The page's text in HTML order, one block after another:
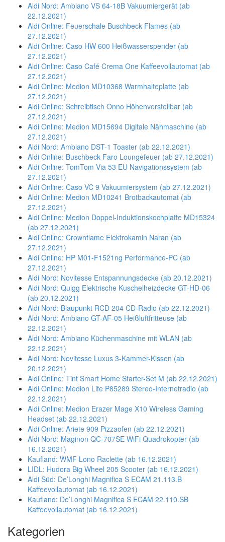
Aldi Nord: Ambiano VS 64-18B Vakuumiergerät (ab
22.12.2021)
Aldi Online: Feuerschale Buschbeck Flames (ab
27.12.2021)
Aldi Online: Caso HW 600 Heißwasserspender (ab
27.12.2021)
Aldi Online: Caso Café Crema One Kaffeevollautomat (ab
27.12.2021)
Aldi Online: Medion MD10368 Warmhalteplatte (ab
27.12.2021)
Aldi Online: Schreibtisch Onno Höhenverstellbar (ab
27.12.2021)
Aldi Online: Medion MD15694 Digitale Nähmaschine (ab
27.12.2021)
Aldi Nord: Ambiano DST-1 Toaster (ab 22.12.2021)
Aldi Online: Buschbeck Faro Loungefeuer (ab 27.12.2021)
Aldi Online: TomTom Via 53 EU Navigationssystem (ab
27.12.2021)
Aldi Online: Caso VC 9 Vakuumiersystem (ab 27.12.2021)
Aldi Online: Medion MD10241 Brotbackautomat (ab
27.12.2021)
Aldi Online: Medion Doppel-Induktionskochplatte MD15324
(ab 27.12.2021)
Aldi Online: Crownflame Elektrokamin Naran (ab
27.12.2021)
Aldi Online: HP M01-F1521ng Performance-PC (ab
27.12.2021)
Aldi Nord: Novitesse Entspannungsdecke (ab 20.12.2021)
Aldi Nord: Quigg Elektrische Kuschelheizdecke GT-HD-06
(ab 20.12.2021)
Aldi Nord: Blaupunkt RCD 204 CD-Radio (ab 22.12.2021)
Aldi Nord: Ambiano GT-AF-05 Heißluftfritteuse (ab
22.12.2021)
Aldi Nord: Ambiano Küchenmaschine mit WLAN (ab
22.12.2021)
Aldi Nord: Novitesse Luxus 3-Kammer-Kissen (ab
20.12.2021)
Aldi Online: Tint Smart Home Starter-Set M (ab 22.12.2021)
Aldi Online: Medion Life P85289 Stereo-Internetradio (ab
22.12.2021)
Aldi Online: Medion Erazer Mage X10 Wireless Gaming
Headset (ab 22.12.2021)
Aldi Online: Ariete 909 Pizzaofen (ab 22.12.2021)
Aldi Nord: Maginon QC-707SE WiFi Quadrokopter (ab
16.12.2021)
Kaufland: WMF Lono Raclette (ab 16.12.2021)
LIDL: Hudora Big Wheel 205 Scooter (ab 16.12.2021)
Aldi Süd: De’Longhi Magnifica S ECAM 21.113.B
Kaffeevollautomat (ab 16.12.2021)
Kaufland: De’Longhi Magnifica S ECAM 22.110.SB
Kaffeevollautomat (ab 16.12.2021)
Kategorien